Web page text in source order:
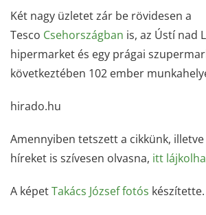
Két nagy üzletet zár be rövidesen a
Tesco Csehországban is, az Ústí nad
hipermarket és egy prágai
következtében 102 ember
hirado.hu
Amennyiben tetszett a cikkünk,
híreket is szívesen olvasna, itt
A képetTakács József fotós készítette.